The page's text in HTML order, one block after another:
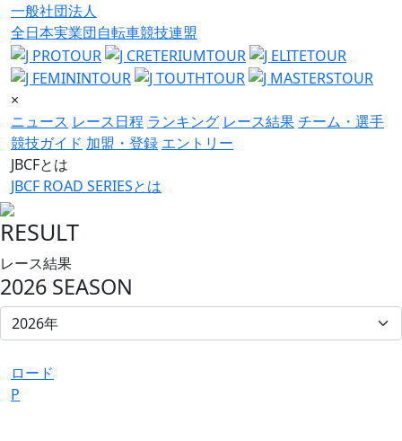
一般社団法人
全日本実業団自転車競技連盟
×
ニュース レース日程 ランキング レース結果チーム・選手
競技ガイド 加盟・登録 エントリー
JBCFとは
JBCF ROAD SERIESとは
RESULT
レース結果
2026 SEASON
ロード
P